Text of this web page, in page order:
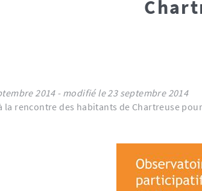
publication le 23 septembre 2014 - modifié le 23 septembre 2014
la rencontre des habitants de Chartreuse